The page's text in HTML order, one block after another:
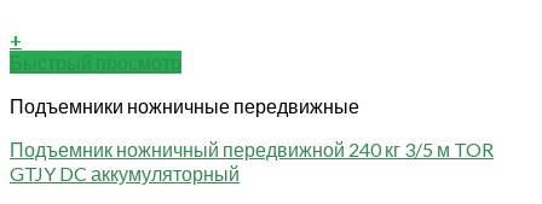
+
Быстрый просмотр
Подъемники ножничные передвижные
Подъемник ножничный передвижной 240 кг 3/5 м TOR
GTJY DC аккумуляторный